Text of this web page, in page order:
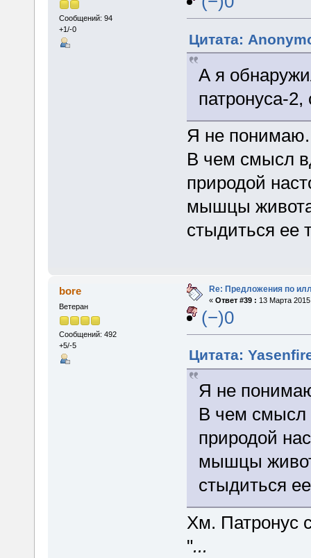
Сообщений: 94
+1/-0
Цитата:
А я
патронуса-2,
Я не понимаю.
В чем смысл
природой
мышцы
стыдиться ее
bore
Ветеран
Сообщений: 492
+5/-5
Re: Предложения по
« Ответ #39 : 13 Марта
(−)0
Цитата:
Я не
В чем смысл
природой
мышцы
стыдиться
Хм. Патронус
"...